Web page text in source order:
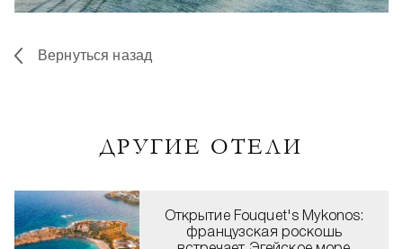
Вернуться назад
ДРУГИЕ ОТЕЛИ
Открытие Fouquet's Mykonos:
французская роскошь